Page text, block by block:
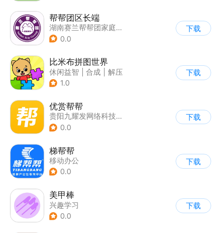
帮帮团区长端
湖南赛兰帮帮团家庭服务有限公司
0.0
下载
比米布拼图世界
休闲益智 合成
解压
| 学习教育
1.0
下载
优赏帮帮
贵阳九耀发网络科技有限公司
0.0
下载
梯帮帮
移动办公
0.0
下载
美甲棒
兴趣学习
0.0
下载